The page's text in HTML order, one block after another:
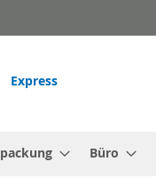
Express
Büro